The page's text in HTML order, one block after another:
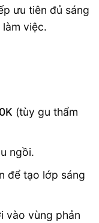
ưu tiên đủ sáng
việc.
(tùy gu thẩm
ngồi.
để tạo lớp sáng
vào vùng phản